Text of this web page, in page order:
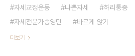
자세교정운동
나쁜자세 허리통증
자세전문가송영민
바르게 앉기
더보기